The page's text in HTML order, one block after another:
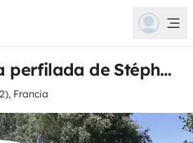
Autocaravana perfilada de Stéphane
Francia